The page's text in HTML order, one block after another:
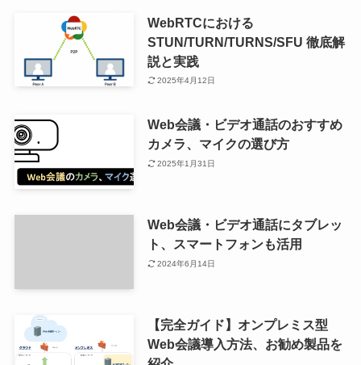
WebRTCにおける
STUN/TURN/TURNS/SFU 徹底解
説と実践
2025年4月12日
Web会議・ビデオ通話のおすすめ
カメラ、マイクの選び方
2025年1月31日
Web会議・ビデオ通話にタブレッ
ト、スマートフォンも活用
2024年6月14日
【完全ガイド】オンプレミス型
Web会議導入方法、お勧め製品を